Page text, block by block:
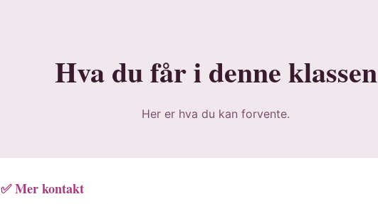
Hva du får i denne klassen
Her er hva du kan forvente.
✅ Mer kontakt